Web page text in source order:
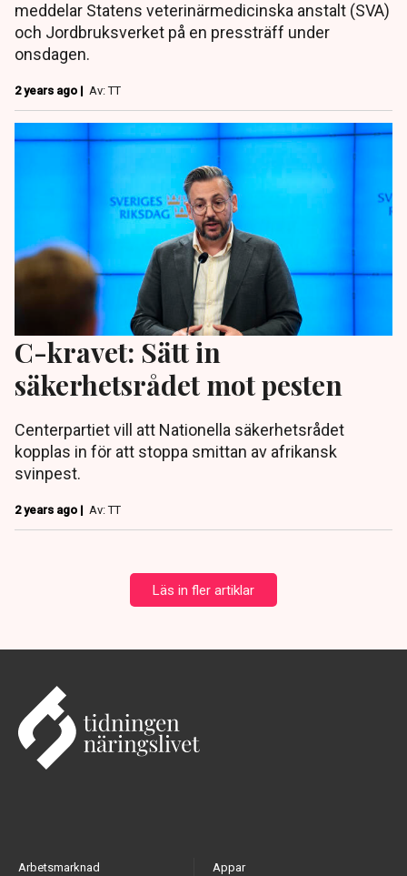
meddelar Statens veterinärmedicinska anstalt (SVA)
och Jordbruksverket på en pressträff under
onsdagen.
2 years ago | Av: TT
C-kravet: Sätt in
säkerhetsrådet mot pesten
Centerpartiet vill att Nationella säkerhetsrådet
kopplas in för att stoppa smittan av afrikansk
svinpest.
2 years ago | Av: TT
Läs in fler artiklar
Arbetsmarknad Appar